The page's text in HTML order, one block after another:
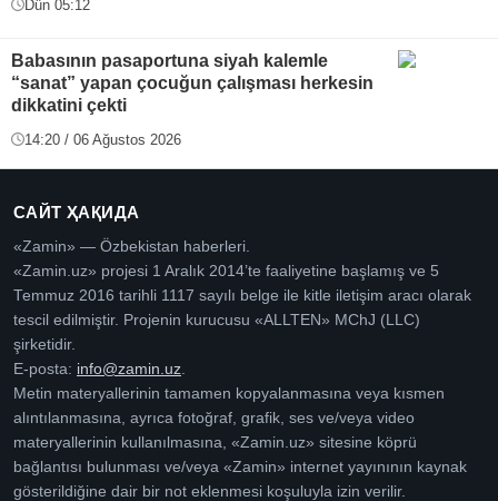
Dün 05:12
Babasının pasaportuna siyah kalemle
“sanat” yapan çocuğun çalışması herkesin
dikkatini çekti
14:20 / 06 Ağustos 2026
САЙТ ҲАҚИДА
«Zamin» — Özbekistan haberleri.
«Zamin.uz» projesi 1 Aralık 2014’te faaliyetine başlamış ve 5
Temmuz 2016 tarihli 1117 sayılı belge ile kitle iletişim aracı olarak
tescil edilmiştir. Projenin kurucusu «ALLTEN» MChJ (LLC)
şirketidir.
E-posta: info@zamin.uz
Metin materyallerinin tamamen kopyalanmasına veya kısmen
alıntılanmasına, ayrıca fotoğraf, grafik, ses ve/veya video
materyallerinin kullanılmasına, «Zamin.uz» sitesine köprü
bağlantısı bulunması ve/veya «Zamin» internet yayınının kaynak
gösterildiğine dair bir not eklenmesi koşuluyla izin verilir.